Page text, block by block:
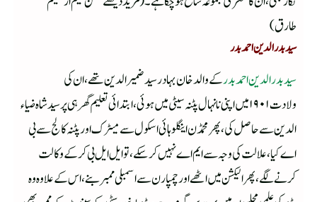
طارق)
سید بدرالدین احمد بدر
سید بدرالدین احمد بدرکے والد خان بہادر سید ضمیر الدین تھے ،ان کی
ولادت ۱۹۰۱ میں اپنی نانہال پٹنہ سیٹی میں ہوئی ،ابتدائی تعلیم گھر ہی پر سید شاہ ضیاء
الدین سےحاصل کی ،پھر محمڈن اینگلو ہائی اسکول سے میٹرک اورپٹنہ کالج سے بی
اے کیا ،علالت کی وجہ سے ایم اے نہیں کرسکے ،تو ایل ایل بی کرکے وکالت
کرنے لگے ،پھر الیکشن میں اٹھے اور چمپارن سے اسمبلی ممبر بنے ،اس کے علاوہ وہ